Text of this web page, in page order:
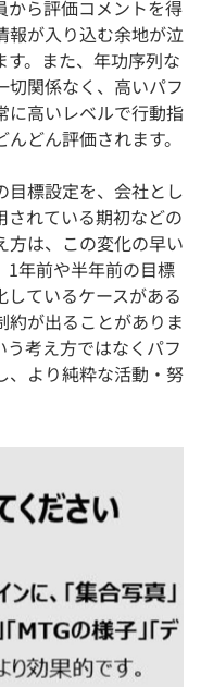
から評価コメントを得
報が入り込む余地が泣
。また、年功序列な
切関係なく、高いパフ
に高いレベルで行動指
どん評価されます。
目標設定を、会社とし
されている期初などの
方は、この変化の早い
1年前や半年前の目標
ているケースがある
約が出ることがありま
考え方ではなくパフ
、より純粋な活動・努